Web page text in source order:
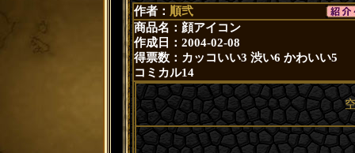
作者： 順弐
商品名：顔アイコン
作成日：2004-02-08
得票数： カッコいい3 渋い6 かわいい5
コミカル14